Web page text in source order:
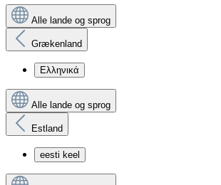
Alle lande og sprog
Grækenland
Ελληνικά
Alle lande og sprog
Estland
eesti keel